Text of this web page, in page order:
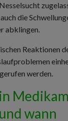
die
abklingen.
Reaktionen
gerufen werden.
wann